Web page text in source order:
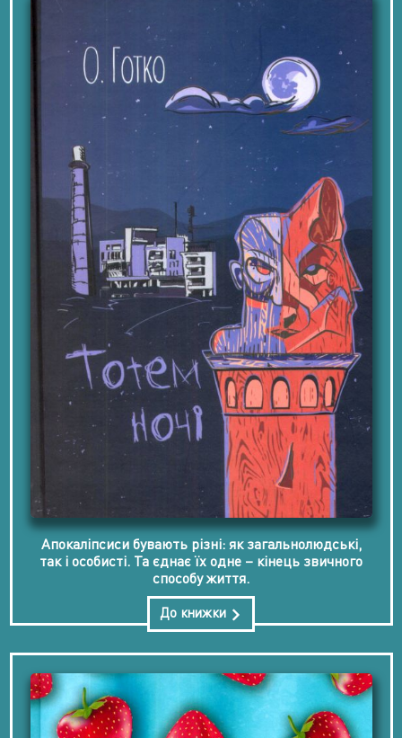
Апокаліпсиси бувають різні: як загальнолюдські,
так і особисті. Та єднає їх одне – кінець звичного
способу життя.
До книжки